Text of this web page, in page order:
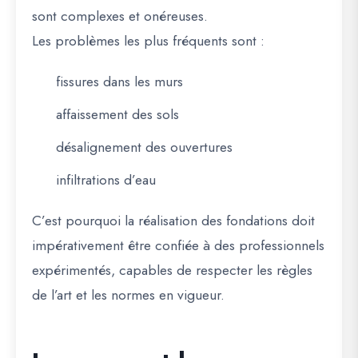
sont complexes et onéreuses.
Les problèmes les plus fréquents sont :
fissures dans les murs
affaissement des sols
désalignement des ouvertures
infiltrations d’eau
C’est pourquoi la réalisation des fondations doit
impérativement être confiée à des professionnels
expérimentés, capables de respecter les règles
de l’art et les normes en vigueur.